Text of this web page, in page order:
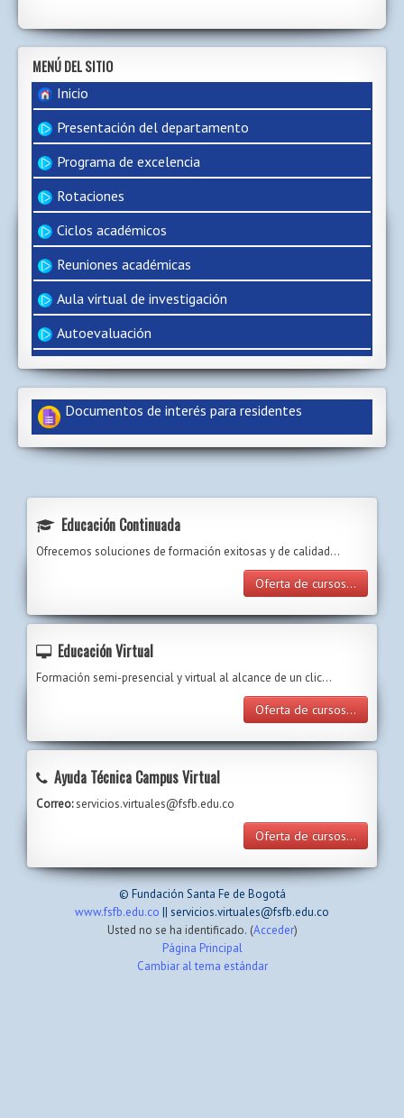
MENÚ DEL SITIO
Inicio
Presentación del departamento
Programa de excelencia
Rotaciones
Ciclos académicos
Reuniones académicas
Aula virtual de investigación
Autoevaluación
Documentos de interés para residentes
Educación Continuada
Ofrecemos soluciones de formación exitosas y de calidad...
Oferta de cursos...
Educación Virtual
Formación semi-presencial y virtual al alcance de un clic…
Oferta de cursos...
Ayuda Técnica Campus Virtual
Correo:servicios.virtuales@fsfb.edu.co
Oferta de cursos...
© Fundación Santa Fe de Bogotá
www.fsfb.edu.co || servicios.virtuales@fsfb.edu.co
Usted no se ha identificado. (Acceder)
Página Principal
Cambiar al tema estándar